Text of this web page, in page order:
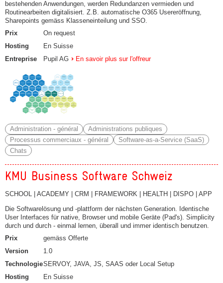
bestehenden Anwendungen, werden Redundanzen vermieden und
Routinearbeiten digitalisiert. Z.B. automatische O365 Usereröffnung,
Sharepoints gemäss Klasseneinteilung und SSO.
Prix
On request
Hosting
En Suisse
Entreprise
Pupil AG En savoir plus sur l'offreur
Administration - général
Administrations publiques
Processus commerciaux - général
Software-as-a-Service (SaaS)
Chats
KMU Business Software Schweiz
SCHOOL | ACADEMY | CRM | FRAMEWORK | HEALTH | DISPO | APP
Die Softwarelösung und -plattform der nächsten Generation. Identische
User Interfaces für native, Browser und mobile Geräte (Pad's). Simplicity
durch und durch - einmal lernen, überall und immer identisch benutzen.
Prix
gemäss Offerte
Version
1.0
TechnologieSERVOY, JAVA, JS, SAAS oder Local Setup
Hosting
En Suisse